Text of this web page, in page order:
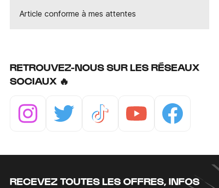
Article conforme à mes attentes
RETROUVEZ-NOUS SUR LES RÉSEAUX
SOCIAUX 🔥
RECEVEZ TOUTES LES OFFRES, INFOS